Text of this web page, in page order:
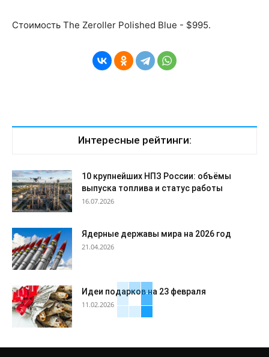
Стоимость The Zeroller Polished Blue - $995.
Интересные рейтинги:
10 крупнейших НПЗ России: объёмы
выпуска топлива и статус работы
16.07.2026
Ядерные державы мира на 2026 год
21.04.2026
Идеи подарков на 23 февраля
11.02.2026